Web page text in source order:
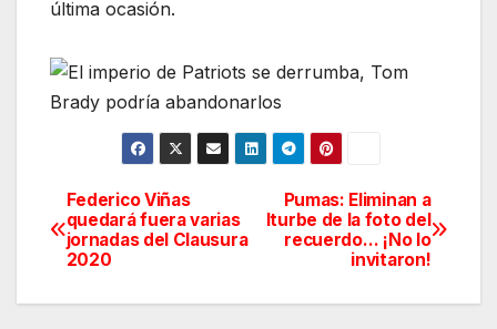
última ocasión.
Navegación
de
entradas
Pumas: Eliminan a
Iturbe de la foto del
recuerdo… ¡No lo
invitaron!
Federico Viñas
quedará fuera varias
jornadas del Clausura
2020